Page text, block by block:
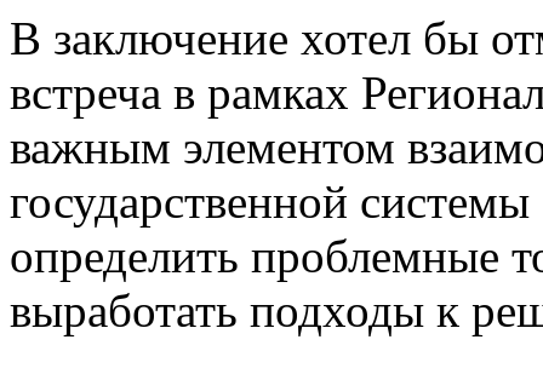
В заключение хотел бы
встреча в рамках
важным элементом
государственной
определить проблемные
выработать подходы к